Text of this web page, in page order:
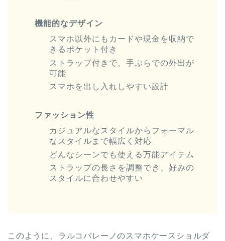
機能的なデザイン
スマホ以外にもカードや現金を収納で
きるポケット付き
ストラップ付きで、手ぶらでの外出が
可能
スマホを出し入れしやすい設計
ファッション性
カジュアルなスタイルからフォーマル
なスタイルまで幅広く対応
どんなシーンでも使える万能アイテム
ストラップの長さを調整でき、好みの
スタイルに合わせやすい
このように、ラルコバレーノのスマホケースショルダ